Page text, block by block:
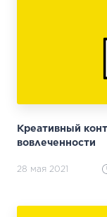
Креативный
вовлеченности
28 мая 2021